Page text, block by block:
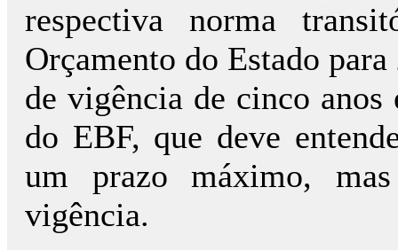
respectiva norma
Orçamento do Estado
de vigência de cinco anos
do EBF, que deve
um prazo máximo,
vigência.